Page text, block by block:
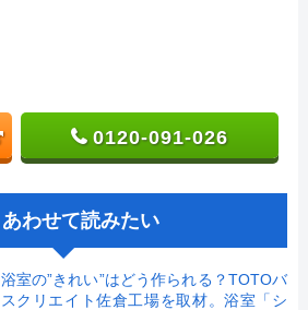
0120-091-026
あわせて読みたい
浴室の”きれい”はどう作られる？TOTOバ
スクリエイト佐倉工場を取材。浴室「シ